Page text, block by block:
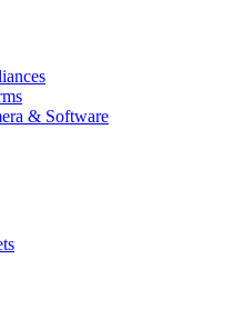
& Software